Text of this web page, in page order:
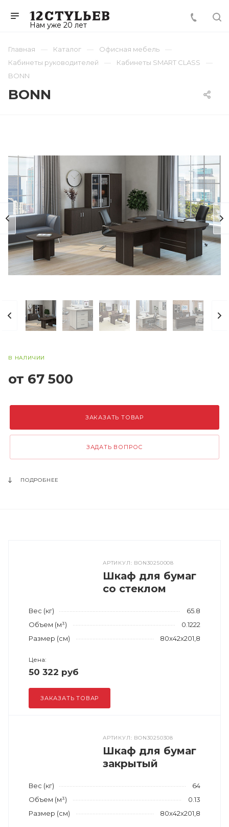
Нам уже 20 лет
Главная Каталог
Офисная мебель
Кабинеты руководителей
Кабинеты SMART CLASS
BONN
BONN
В НАЛИЧИИ
от 67 500
ЗАКАЗАТЬ ТОВАР
ЗАДАТЬ ВОПРОС
ПОДРОБНЕЕ
АРТИКУЛ: BON30250008
Шкаф для бумаг
со стеклом
Вес (кг)
65.8
Объем (м³)
0.1222
Размер (см)
80x42x201,8
Цена:
50 322 руб
ЗАКАЗАТЬ ТОВАР
АРТИКУЛ: BON30250308
Шкаф для бумаг
закрытый
Вес (кг)
64
Объем (м³)
0.13
Размер (см)
80x42x201,8